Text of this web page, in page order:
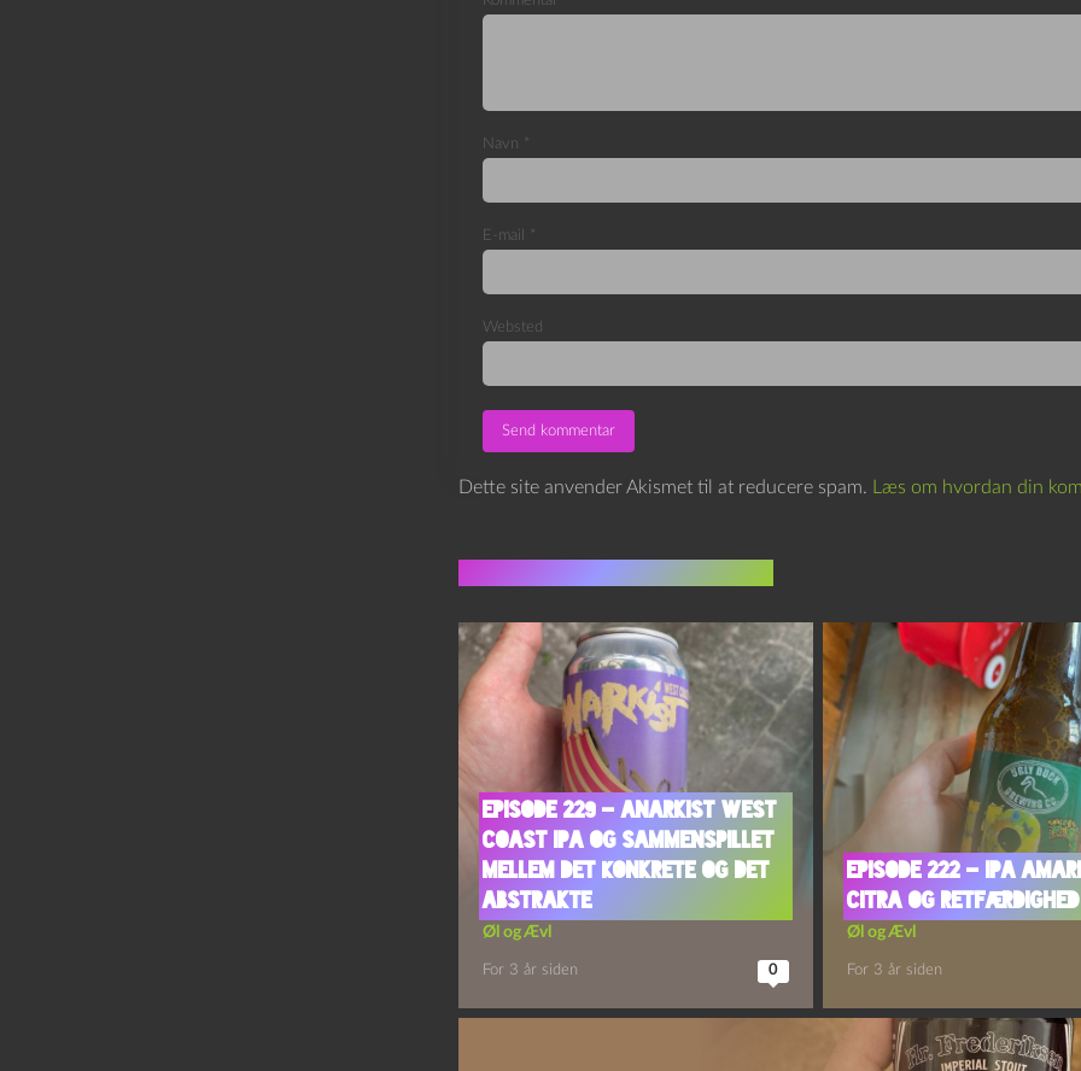
Navn *
E-mail *
Websted
Dette site anvender Akismet til at reducere spam. Læs om hvordan din
Episode 229 – Anarkist West
Coast IPA og Sammenspillet
Mellem Det Konkrete og Det
Abstrakte
Øl og Ævl
For 3 år siden 0
Episode 222 – IPA
Citra og Retfærdighed
Øl og Ævl
For 3 år siden